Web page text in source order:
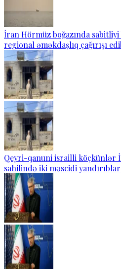
İran Hörmüz boğazında
regional əməkdaşlıq çağırışı
Qeyri-qanuni israilli köçkünlər
sahilində iki məscidi yandırıblar